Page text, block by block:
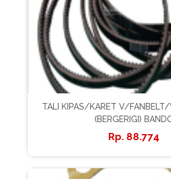
TALI KIPAS/KARET V/
(BERGERIGI)
88.774